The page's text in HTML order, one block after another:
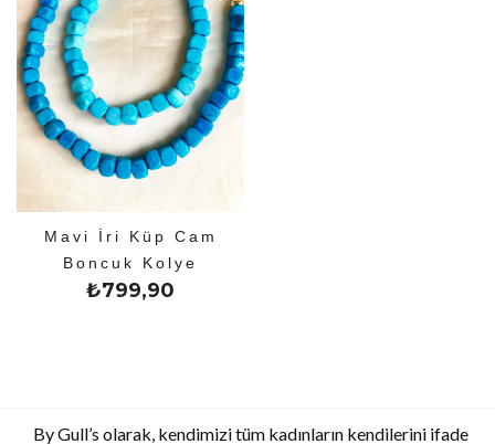
Mavi İri Küp Cam
Boncuk Kolye
₺799,90
By Gull’s olarak, kendimizi tüm kadınların kendilerini ifade